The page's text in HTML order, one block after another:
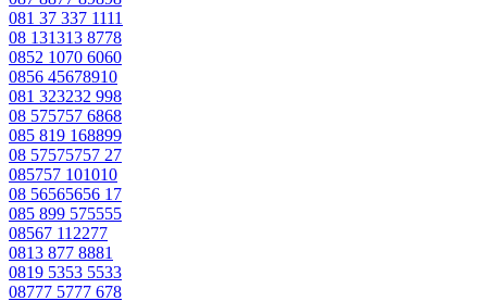
081 37 337 1111
08 131313 8778
0852 1070 6060
0856 45678910
081 323232 998
08 575757 6868
085 819 168899
08 57575757 27
085757 101010
08 56565656 17
085 899 575555
08567 112277
0813 877 8881
0819 5353 5533
08777 5777 678